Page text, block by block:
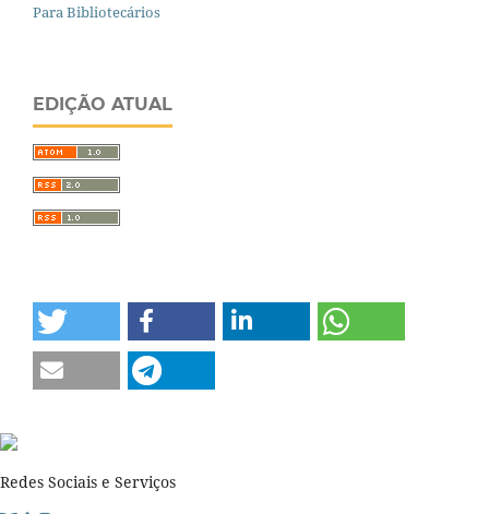
Para Bibliotecários
EDIÇÃO ATUAL
Redes Sociais e Serviços